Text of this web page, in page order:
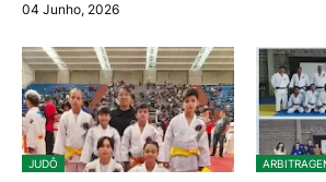
04 Junho, 2026
JUDÔ